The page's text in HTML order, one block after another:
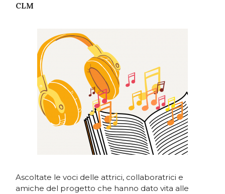
CLM
Ascoltate le voci delle attrici, collaboratrici e
amiche del progetto che hanno dato vita alle